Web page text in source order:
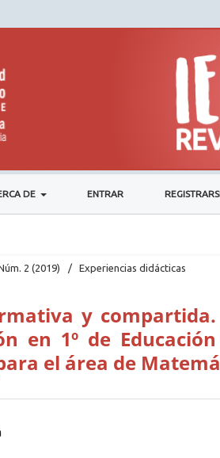
DE ENTRAR
2 (2019) / Experiencias didácticas
y
en 1º de
el área de